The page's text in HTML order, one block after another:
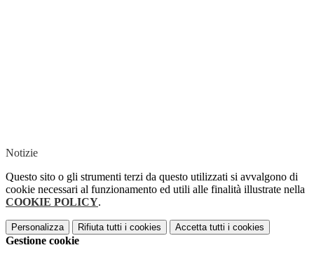
Notizie
Questo sito o gli strumenti terzi da questo utilizzati si avvalgono di
cookie necessari al funzionamento ed utili alle finalità illustrate nella
COOKIE POLICY.
Personalizza Rifiuta tutti i cookies Accetta tutti i cookies
Gestione cookie